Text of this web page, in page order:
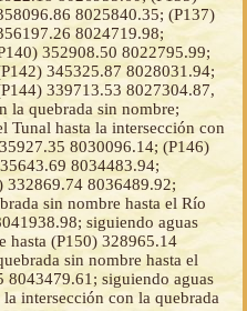
8025840.35; (P137)
8024719.98;
352908.50 8022795.99;
345325.87 8028031.94;
339713.53 8027304.87,
la quebrada sin nombre;
Tunal hasta la intersección con
8030096.14; (P146)
8034483.94;
332869.74 8036489.92;
sin nombre hasta el Río
siguiendo aguas
hasta (P150) 328965.14
sin nombre hasta el
8043479.61; siguiendo aguas
intersección con la quebrada